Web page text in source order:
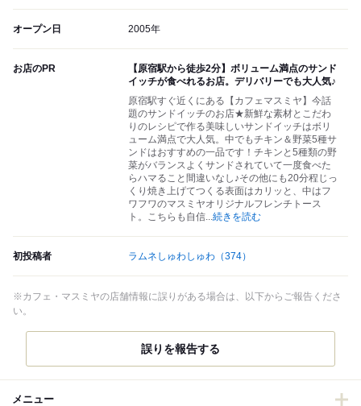
オープン日 2005年
お店のPR
【原宿駅から徒歩2分】ボリューム満点のサンド
イッチが食べれるお店。デリバリーでも大人気♪
原宿駅すぐ近くにある【カフェマスミヤ】今話
題のサンドイッチのお店★新鮮な素材とこだわ
りのレシピで作る美味しいサンドイッチはボリ
ューム満点で大人気。中でもチキン＆野菜5種サ
ンドはおすすめの一品です！チキンと5種類の野
菜がバランスよくサンドされていて一度食べた
らハマること間違いなし♪その他にも20分程じっ
くり焼き上げてつくる表面はカリッと、中はフ
ワフワのマスミヤオリジナルフレンチトース
ト。こちらも自信...続きを読む
初投稿者 ラムネしゅわしゅわ （374）
※カフェ・マスミヤの店舗情報に誤りがある場合は、以下からご報告くださ
い。
誤りを報告する
メニュー